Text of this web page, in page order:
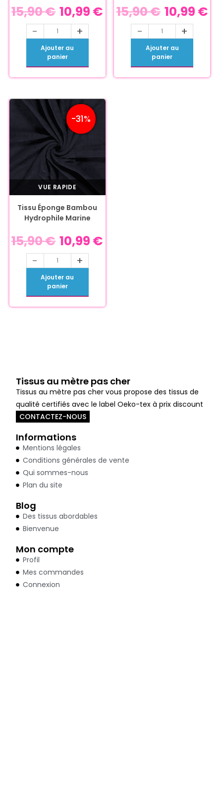
15,90€ 10,99 €
- +
Ajouter au
panier
15,90€ 10,99 €
- +
Ajouter au
panier
-31%
VUE RAPIDE
Tissu Éponge Bambou
Hydrophile Marine
15,90€ 10,99 €
- +
Ajouter au
panier
Tissus au mètre pas cher
Tissus au mètre pas cher vous propose des tissus de
qualité certifiés avec le label Oeko-tex à prix discount
CONTACTEZ-NOUS
Informations
Mentions légales
Conditions générales de vente
Qui sommes-nous
Plan du site
Blog
Des tissus abordables
Bienvenue
Mon compte
Profil
Mes commandes
Connexion